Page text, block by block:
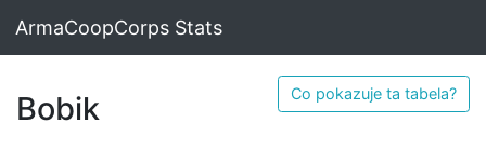
ArmaCoopCorps Stats
Bobik Co pokazuje ta tabela?